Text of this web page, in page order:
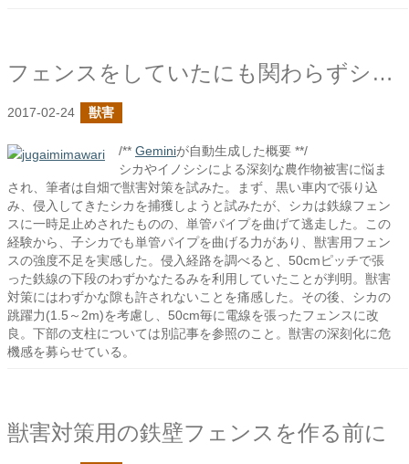
フェンスをしていたにも関わらずシカに突破された時の話
2017-02-24 獣害
/** Geminiが自動生成した概要 **/
シカやイノシシによる深刻な農作物被害に悩ま
され、筆者は自畑で獣害対策を試みた。まず、黒い車内で張り込
み、侵入してきたシカを捕獲しようと試みたが、シカは鉄線フェン
スに一時足止めされたものの、単管パイプを曲げて逃走した。この
経験から、子シカでも単管パイプを曲げる力があり、獣害用フェン
スの強度不足を実感した。侵入経路を調べると、50cmピッチで張
った鉄線の下段のわずかなたるみを利用していたことが判明。獣害
対策にはわずかな隙も許されないことを痛感した。その後、シカの
跳躍力(1.5～2m)を考慮し、50cm毎に電線を張ったフェンスに改
良。下部の支柱については別記事を参照のこと。獣害の深刻化に危
機感を募らせている。
獣害対策用の鉄壁フェンスを作る前に